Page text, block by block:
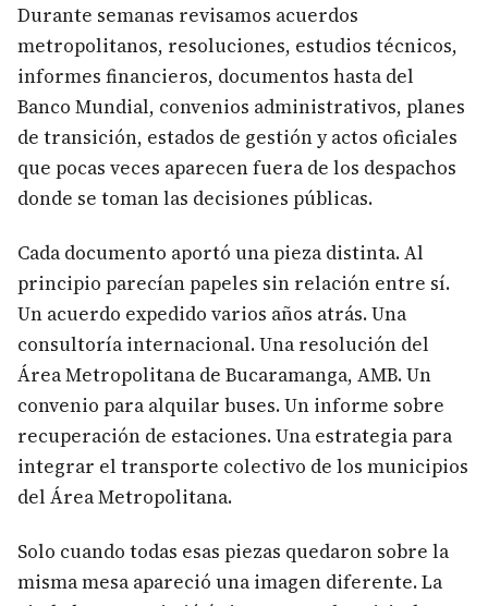
Durante semanas revisamos acuerdos
metropolitanos, resoluciones, estudios técnicos,
informes financieros, documentos hasta del
Banco Mundial, convenios administrativos, planes
de transición, estados de gestión y actos oficiales
que pocas veces aparecen fuera de los despachos
donde se toman las decisiones públicas.
Cada documento aportó una pieza distinta. Al
principio parecían papeles sin relación entre sí.
Un acuerdo expedido varios años atrás. Una
consultoría internacional. Una resolución del
Área Metropolitana de Bucaramanga, AMB. Un
convenio para alquilar buses. Un informe sobre
recuperación de estaciones. Una estrategia para
integrar el transporte colectivo de los municipios
del Área Metropolitana.
Solo cuando todas esas piezas quedaron sobre la
misma mesa apareció una imagen diferente. La